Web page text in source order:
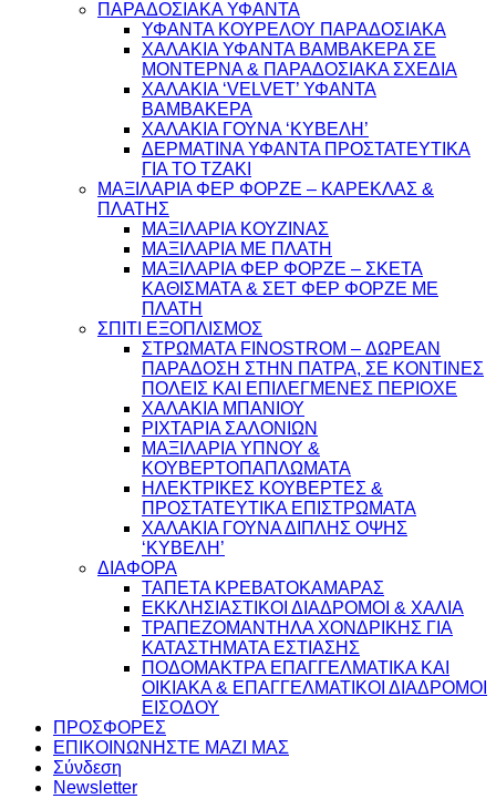
ΠΑΡΑΔΟΣΙΑΚΑ ΥΦΑΝΤΑ
ΥΦΑΝΤΑ ΚΟΥΡΕΛΟΥ ΠΑΡΑΔΟΣΙΑΚΑ
ΧΑΛΑΚΙΑ ΥΦΑΝΤΑ ΒΑΜΒΑΚΕΡΑ ΣΕ
ΜΟΝΤΕΡΝΑ & ΠΑΡΑΔΟΣΙΑΚΑ ΣΧΕΔΙΑ
ΧΑΛΑΚΙΑ ‘VELVET’ ΥΦΑΝΤΑ
ΒΑΜΒΑΚΕΡΑ
ΧΑΛΑΚΙΑ ΓΟΥΝΑ ‘ΚΥΒΕΛΗ’
ΔΕΡΜΑΤΙΝΑ ΥΦΑΝΤΑ ΠΡΟΣΤΑΤΕΥΤΙΚΑ
ΓΙΑ ΤΟ ΤΖΑΚΙ
ΜΑΞΙΛΑΡΙΑ ΦΕΡ ΦΟΡΖΕ – ΚΑΡΕΚΛΑΣ &
ΠΛΑΤΗΣ
ΜΑΞΙΛΑΡΙΑ ΚΟΥΖΙΝΑΣ
ΜΑΞΙΛΑΡΙΑ ΜΕ ΠΛΑΤΗ
ΜΑΞΙΛΑΡΙΑ ΦΕΡ ΦΟΡΖΕ – ΣΚΕΤΑ
ΚΑΘΙΣΜΑΤΑ & ΣΕΤ ΦΕΡ ΦΟΡΖΕ ΜΕ
ΠΛΑΤΗ
ΣΠΙΤΙ ΕΞΟΠΛΙΣΜΟΣ
ΣΤΡΩΜΑΤΑ FINOSTROM – ΔΩΡΕΑΝ
ΠΑΡΑΔΟΣΗ ΣΤΗΝ ΠΑΤΡΑ, ΣΕ ΚΟΝΤΙΝΕΣ
ΠΟΛΕΙΣ ΚΑΙ ΕΠΙΛΕΓΜΕΝΕΣ ΠΕΡΙΟΧΕ
ΧΑΛΑΚΙΑ ΜΠΑΝΙΟΥ
ΡΙΧΤΑΡΙΑ ΣΑΛΟΝΙΩΝ
ΜΑΞΙΛΑΡΙΑ ΥΠΝΟΥ &
ΚΟΥΒΕΡΤΟΠΑΠΛΩΜΑΤΑ
ΗΛΕΚΤΡΙΚΕΣ ΚΟΥΒΕΡΤΕΣ &
ΠΡΟΣΤΑΤΕΥΤΙΚΑ ΕΠΙΣΤΡΩΜΑΤΑ
ΧΑΛΑΚΙΑ ΓΟΥΝΑ ΔΙΠΛΗΣ ΟΨΗΣ
‘ΚΥΒΕΛΗ’
ΔΙΑΦΟΡΑ
ΤΑΠΕΤΑ ΚΡΕΒΑΤΟΚΑΜΑΡΑΣ
ΕΚΚΛΗΣΙΑΣΤΙΚΟΙ ΔΙΑΔΡΟΜΟΙ & ΧΑΛΙΑ
ΤΡΑΠΕΖΟΜΑΝΤΗΛΑ ΧΟΝΔΡΙΚΗΣ ΓΙΑ
ΚΑΤΑΣΤΗΜΑΤΑ ΕΣΤΙΑΣΗΣ
ΠΟΔΟΜΑΚΤΡΑ ΕΠΑΓΓΕΛΜΑΤΙΚΑ ΚΑΙ
ΟΙΚΙΑΚΑ & ΕΠΑΓΓΕΛΜΑΤΙΚΟΙ ΔΙΑΔΡΟΜΟΙ
ΕΙΣΟΔΟΥ
ΠΡΟΣΦΟΡΕΣ
ΕΠΙΚΟΙΝΩΝΗΣΤΕ ΜΑΖΙ ΜΑΣ
Σύνδεση
Newsletter